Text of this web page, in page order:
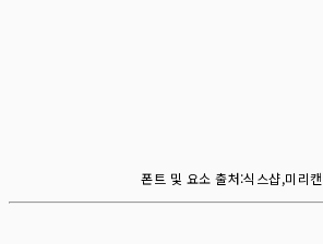
폰트 및 요소 출처:식스샵,미리